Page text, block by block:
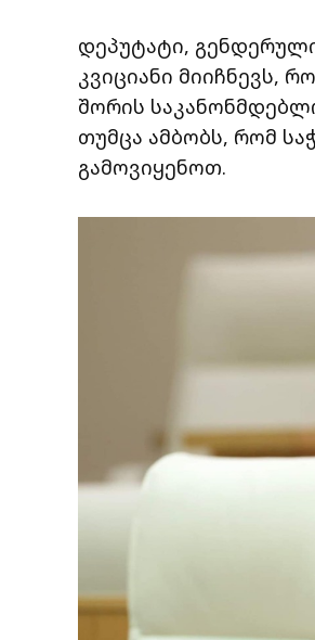
დეპუტატი,
კვიციანი მიიჩნევს,
შორის
თუმცა ამბობს, რომ
გამოვიყენოთ.